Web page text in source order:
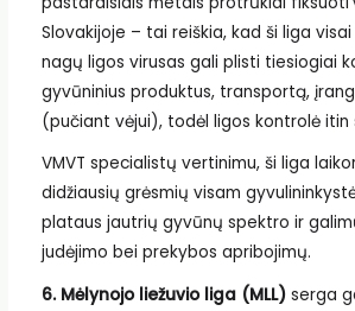
Slovakijoje – tai reiškia, kad ši liga visai
nagų ligos virusas gali plisti tiesiogiai
gyvūninius produktus, transportą,
(pučiant vėjui), todėl ligos kontrolė itin
VMVT specialistų vertinimu, ši liga
didžiausių grėsmių visam
plataus jautrių gyvūnų spektro ir
judėjimo bei prekybos apribojimų.
6. Mėlynojo liežuvio liga (MLL)serga